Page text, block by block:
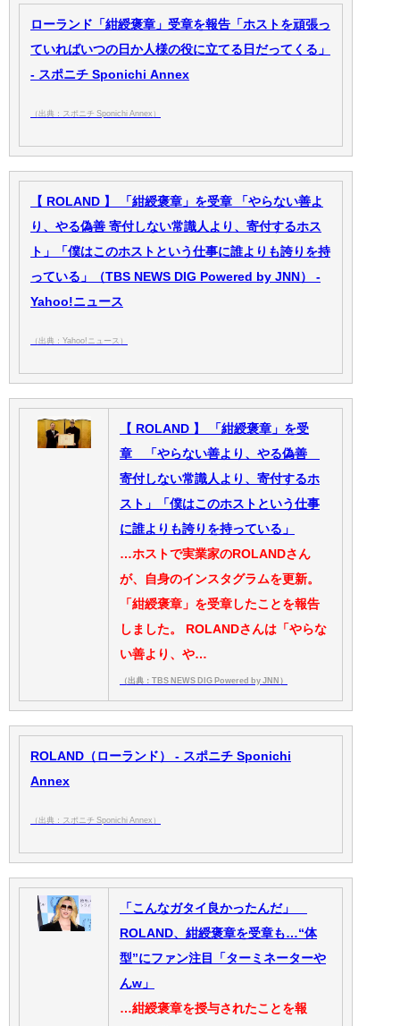
ローランド「紺綬褒章」受章を報告「ホストを頑張っ
ていればいつの日か人様の役に立てる日だってくる」
- スポニチ Sponichi Annex
（出典：スポニチ Sponichi Annex）
【 ROLAND 】 「紺綬褒章」を受章 「やらない善よ
り、やる偽善 寄付しない常識人より、寄付するホス
ト」「僕はこのホストという仕事に誰よりも誇りを持
っている」（TBS NEWS DIG Powered by JNN） -
Yahoo!ニュース
（出典：Yahoo!ニュース）
【 ROLAND 】 「紺綬褒章」を受
章 「やらない善より、やる偽善
寄付しない常識人より、寄付するホ
スト」「僕はこのホストという仕事
に誰よりも誇りを持っている」
…ホストで実業家のROLANDさん
が、自身のインスタグラムを更新。
「紺綬褒章」を受章したことを報告
しました。 ROLANDさんは「やらな
い善より、や…
（出典：TBS NEWS DIG Powered by JNN）
ROLAND（ローランド） - スポニチ Sponichi
Annex
（出典：スポニチ Sponichi Annex）
「こんなガタイ良かったんだ」
ROLAND、紺綬褒章を受章も…“体
型”にファン注目「ターミネーターや
んw」
…紺綬褒章を授与されたことを報